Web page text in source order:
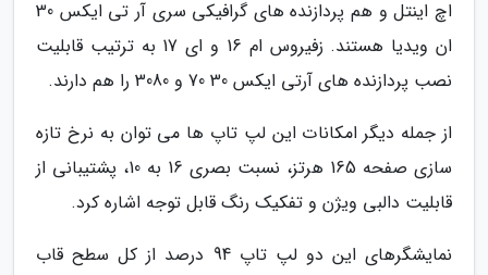
اچ اینتل و هم پردازنده های گرافیکی سری آر تی ایکس 30
ان ویدیا هستند. زفیروس ام 16 و ای 17 به ترتیب قابلیت
نصب پردازنده های آرتی ایکس 30 70 و 3080 را هم دارند.
از جمله دیگر امکانات این لپ تاپ ها می توان به نرخ تازه
سازی صفحه 165 هرتز، نسبت بصری 16 به 10، پشتیبانی از
قابلیت دالبی ویژن و تفکیک رنگ قابل توجه اشاره کرد.
نمایشگرهای این دو لپ تاپ 94 درصد از کل سطح قاب